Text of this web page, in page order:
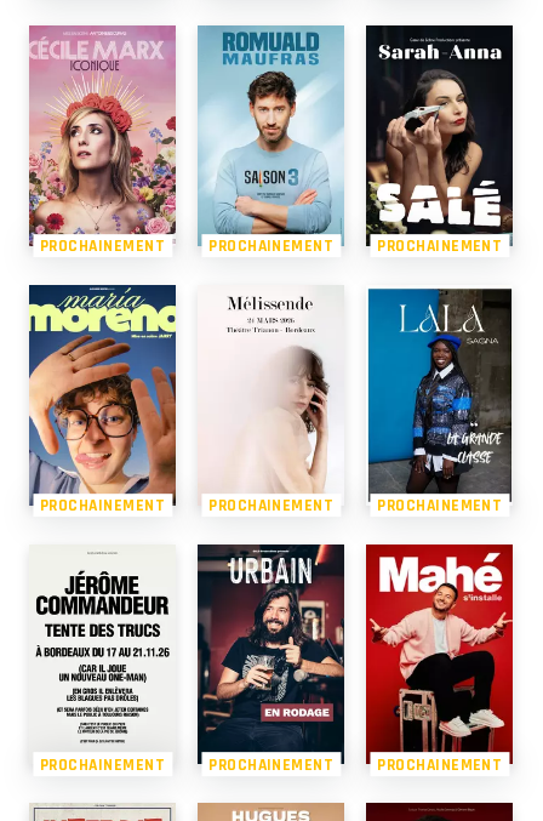
PROCHAINEMENT PROCHAINEMENT PROCHAINEMENT
PROCHAINEMENT PROCHAINEMENT PROCHAINEMENT
PROCHAINEMENT PROCHAINEMENT PROCHAINEMENT